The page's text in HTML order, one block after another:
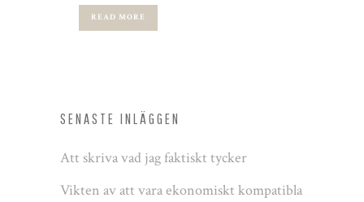
READ MORE
SENASTE INLÄGGEN
Att skriva vad jag faktiskt tycker
Vikten av att vara ekonomiskt kompatibla